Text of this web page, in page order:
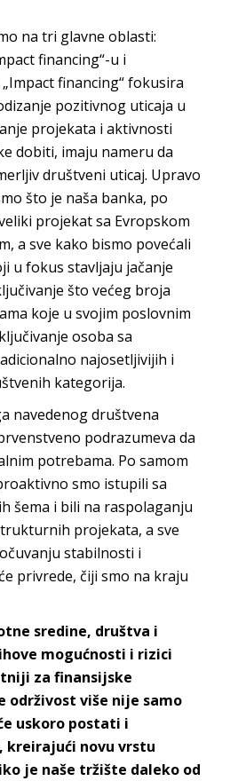
na tri glavne oblasti:
financing“-u i
financing“ fokusira
pozitivnog uticaja u
projekata i aktivnosti
dobiti, imaju nameru da
društveni uticaj. Upravo
što je naša banka, po
projekat sa Evropskom
a sve kako bismo povećali
u fokus stavljaju jačanje
što većeg broja
koje u svojim poslovnim
osoba sa
najosetljivijih i
kategorija.
navedenog društvena
podrazumeva da
potrebama. Po samom
smo istupili sa
šema i bili na raspolaganju
projekata, a sve
stabilnosti i
privrede, čiji smo na kraju
sredine, društva i
mogućnosti i rizici
za finansijske
održivost više nije samo
uskoro postati i
kreirajući novu vrstu
je naše tržište daleko od